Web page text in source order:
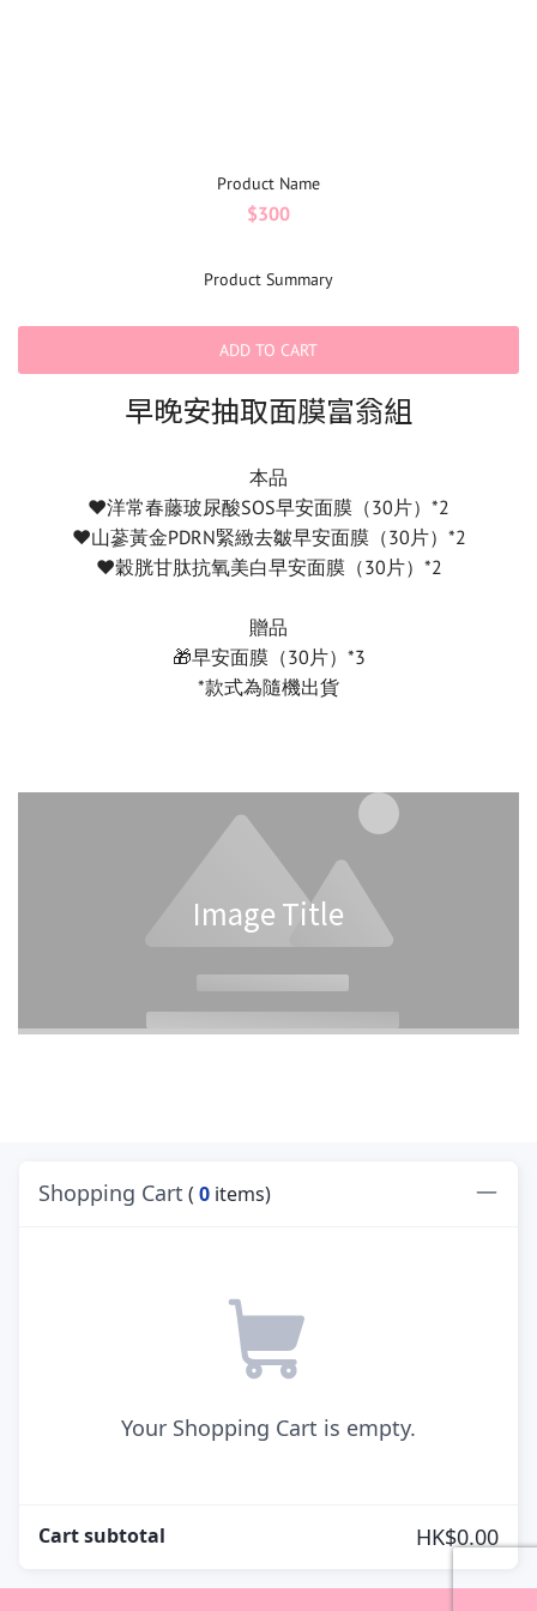
Product Name
$300
Product Summary
ADD TO CART
早晚安抽取面膜富翁組
本品
♥️洋常春藤玻尿酸SOS早安面膜（30片）*2
♥️山蔘黃金PDRN緊緻去皺早安面膜（30片）*2
♥️穀胱甘肽抗氧美白早安面膜（30片）*2
贈品
🎁早安面膜（30片）*3
*款式為隨機出貨
Image Title
Shopping Cart ( 0 items)
Your Shopping Cart is empty.
Cart subtotal HK$0.00